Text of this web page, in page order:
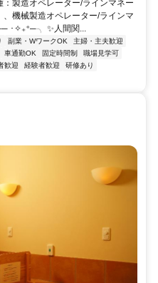
製造オペレーター/ラインマネー
機械製造オペレーター/ラインマ
✧₊⁺─╮ ✨人間関...
副業・WワークOK
主婦・主夫歓迎
車通勤OK 固定時間制
職場見学可
歓迎 経験者歓迎
研修あり